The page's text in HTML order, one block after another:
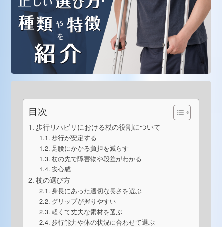
目次
歩行リハビリにおける杖の役割について
歩行が安定する
足腰にかかる負担を減らす
杖の先で障害物や段差がわかる
安心感
杖の選び方
身長にあった適切な長さを選ぶ
グリップが握りやすい
軽くて丈夫な素材を選ぶ
歩行能力や体の状況に合わせて選ぶ